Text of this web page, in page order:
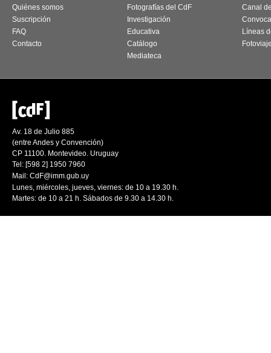
Quiénes somos
Suscripción
FAQ
Contacto
Fotografías del CdF
Investigación
Educativa
Catálogo
Mediateca
Canal
Líneas
Av. 18 de Julio 885
(entre Andes y Convención)
CP 11100. Montevideo. Uruguay
Tel: [598 2] 1950 7960
Mail: CdF@imm.gub.uy
Lunes, miércoles, jueves, viernes: de 10 a 19.30 h.
Martes: de 10 a 21 h. Sábados de 9.30 a 14.30 h.